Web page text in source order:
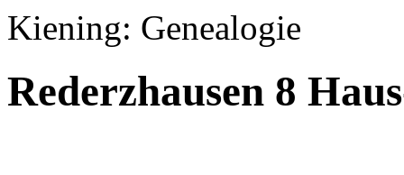
Kiening: Genealogie
Rederzhausen 8